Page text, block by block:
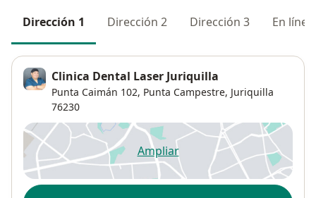
Dirección 1 Dirección 2 Dirección 3 En línea
Clinica Dental Laser Juriquilla
Punta Caimán 102, Punta Campestre, Juriquilla
76230
Ampliarse abre en una nueva
Disponibilidad